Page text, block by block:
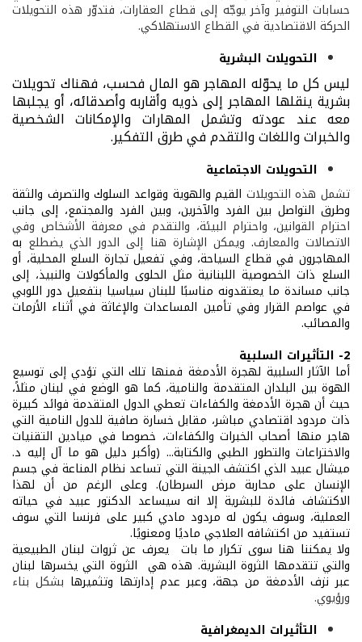
حسابات التوفير وآخر يوجّه إلى قطاع العقارات، فتدوّر هذه التحويلات
الحركة الاقتصادية في القطاع الاستهلاكي.
التحويلات البشرية
ليس كل ما يحوّله المهاجر هو المال فحسب، فهناك تحويلات
بشرية ينقلها المهاجر إلى ذويه وأقاربه وأصدقائه، أو يجلبها
معه عند عودته وتشمل المهارات والإمكانات الشخصية
والخبرات واللغات والتقدم في طرق التفكير.
التحويلات الاجتماعية
تشمل هذه التحويلات القيم والهوية وقواعد السلوك والتصرف والثقة
وطرق التواصل بين الفرد والآخرين، وبين الفرد والمجتمع، إلى جانب
احترام القوانين، واحترام البيئة، والتقدم في معرفة الأشخاص وفي
الاتصالات والمعارف. ويمكن الإشارة هنا إلى الدور الذي يضطلع به
المهاجرون في قطاع السياحة، وفي تفعيل تجارة السلع المحلية، أو
السلع ذات الخصوصية اللبنانية مثل الحلوى والمأكولات والنبيذ، إلى
جانب مساندة ما يعتقدونه مناسبًا للبنان سياسيا بتفعيل دور اللوبي
في عواصم القرار وفي تأمين المساعدات والإغاثة في أثناء الأزمات
والمصائب.
2- التأثيرات السلبية
أما الآثار السلبية لهجرة الأدمغة فمنها تلك التي تؤدي إلى توسيع
الهوة بين البلدان المتقدمة والنامية، كما هو الوضع في لبنان مثلاً،
حيث أن هجرة الأدمغة والكفاءات تعطي الدول المتقدمة فوائد كبيرة
ذات مردود اقتصادي مباشر، مقابل خسارة صافية للدول النامية التي
هاجر منها أصحاب الخبرات والكفاءات، خصوصا في ميادين التقنيات
والاختراعات والتطور الطبي والكتابة... (وأكبر دليل هو ما آل إليه د.
ميشال عبيد الذي اكتشف الجينة التي تساعد نظام المناعة في جسم
الإنسان على محاربة مرض السرطان). وعلى الرغم من أن لهذا
الاكتشاف فائدة للبشرية إلا انه سيساعد الدكتور عبيد في حياته
العملية، وسوف يكون له مردود مادي كبير على فرنسا التي سوف
تستفيد من اكتشافه العلاجي ماديًا ومعنويًا.
ولا يمكننا هنا سوى تكرار ما بات يعرف عن ثروات لبنان الطبيعية
والتي تتقدمها الثروة البشرية. هذه هي الثروة التي يخسرها لبنان
عبر نزف الأدمغة من جهة، وعبر عدم إدارتها وتثميرها بشكل بناء
ورؤيوي.
التأثيرات الديمغرافية